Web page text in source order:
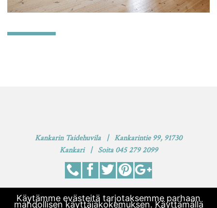
Kankarin Taidehuvila | Kankarintie 99, 91730
Kankari | Soita 045 279 2099
Evästeet|Tietosuoja
Käytämme evästeitä tarjotaksemme parhaan
mahdollisen käyttäjäkokemuksen. Käyttämällä